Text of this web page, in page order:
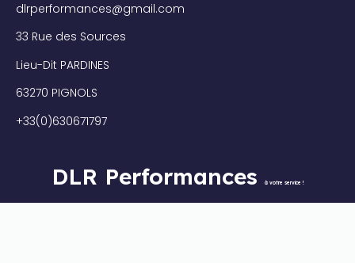
dlrperformances@gmail.com
33 Rue des Sources
Lieu-Dit PARDINES
63270 PIGNOLS
+33(0)630671797
DLR Performances à votre service !